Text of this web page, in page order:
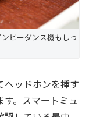
ピーダンス機もしっ
ヘッドホンを挿す
。スマートミュ